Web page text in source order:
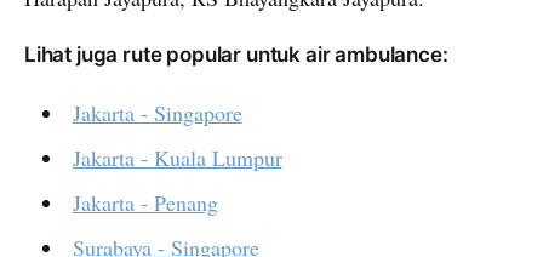
Lihat juga rute popular untuk air ambulance:
Jakarta - Singapore
Jakarta - Kuala Lumpur
Jakarta - Penang
Surabaya - Singapore